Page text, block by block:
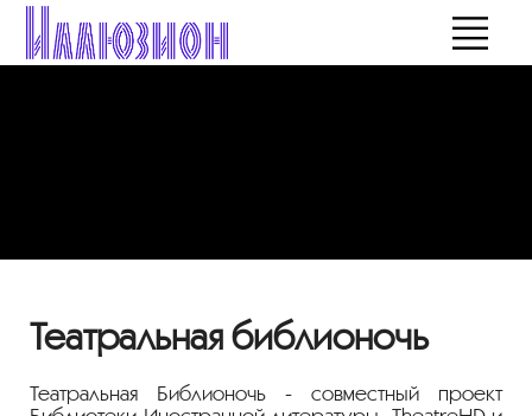
Театральная библионочь
Театральная Библионочь - совместный проект